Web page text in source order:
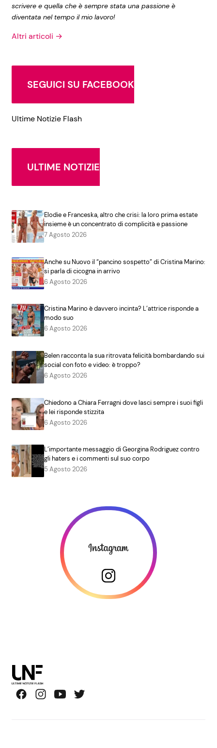
scrivere e quella che è sempre stata una passione è
diventata nel tempo il mio lavoro!
Altri articoli →
SEGUICI SU FACEBOOK
Ultime Notizie Flash
ULTIME NOTIZIE
Elodie e Franceska, altro che crisi: la loro prima estate
insieme è un concentrato di complicità e passione
7 Agosto 2026
Anche su Nuovo il “pancino sospetto” di Cristina Marino:
si parla di cicogna in arrivo
6 Agosto 2026
Cristina Marino è davvero incinta? L’attrice risponde a
modo suo
6 Agosto 2026
Belen racconta la sua ritrovata felicità bombardando sui
social con foto e video: è troppo?
6 Agosto 2026
Chiedono a Chiara Ferragni dove lasci sempre i suoi figli
e lei risponde stizzita
6 Agosto 2026
L’importante messaggio di Georgina Rodriguez contro
gli haters e i commenti sul suo corpo
5 Agosto 2026